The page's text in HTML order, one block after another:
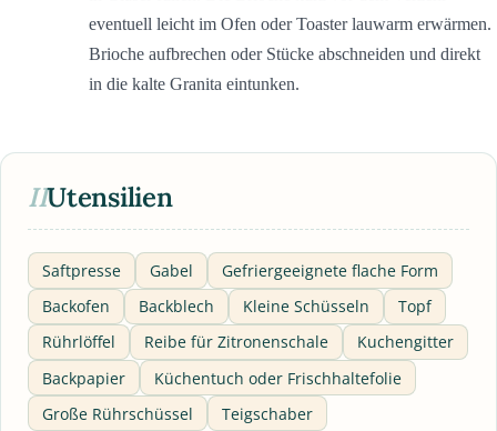
eventuell leicht im Ofen oder Toaster lauwarm erwärmen.
Brioche aufbrechen oder Stücke abschneiden und direkt
in die kalte Granita eintunken.
IIUtensilien
Saftpresse Gabel
Gefriergeeignete flache Form
Backofen
Backblech Kleine Schüsseln
Topf
Rührlöffel
Reibe für Zitronenschale
Kuchengitter
Backpapier
Küchentuch oder Frischhaltefolie
Große Rührschüssel
Teigschaber